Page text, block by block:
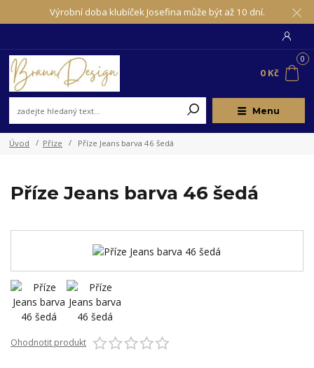
Výrobní doba klubíček Josefina může být až 10 dní.
Menu
0
0 Kč
Úvod Příze Příze Jeans barva 46 šedá
Příze Jeans barva 46 šedá
Ohodnotit produkt